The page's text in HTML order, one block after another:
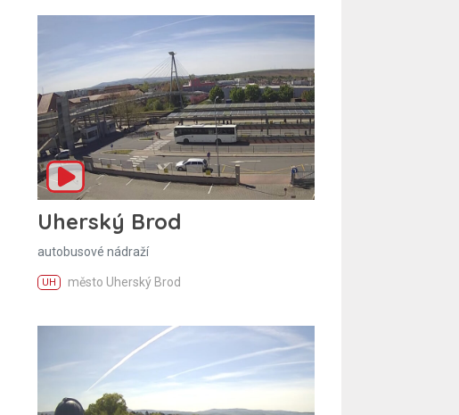
Uherský Brod
autobusové nádraží
UH město Uherský Brod